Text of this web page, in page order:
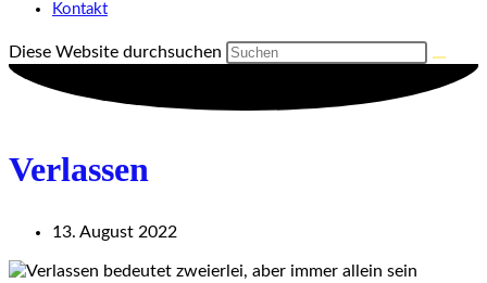
Kontakt
Diese Website durchsuchen
Verlassen
13. August 2022